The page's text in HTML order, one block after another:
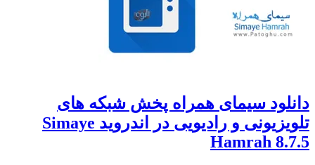
دانلود سیمای همراه پخش شبکه های
تلویزیونی و رادیویی در اندروید Simaye
Hamrah 8.7.5